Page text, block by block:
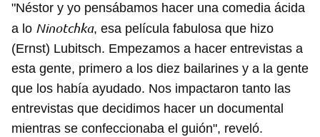
Guardar como favorito
Para poder guardar como favorito, primero has de
iniciar sesión con tu cuenta de 14ymedio.
INICIAR SESIÓN CANCELAR
"Néstor y yo pensábamos hacer una comedia ácida
a lo Ninotchka, esa película fabulosa que hizo
(Ernst) Lubitsch. Empezamos a hacer entrevistas a
esta gente, primero a los diez bailarines y a la gente
que los había ayudado. Nos impactaron tanto las
entrevistas que decidimos hacer un documental
mientras se confeccionaba el guión", reveló.